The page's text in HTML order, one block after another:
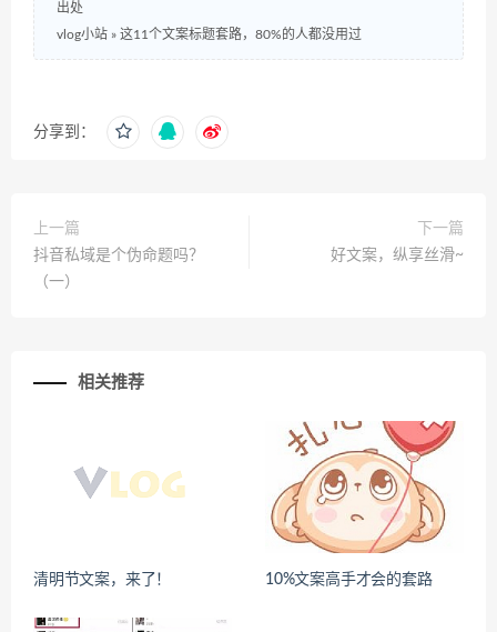
出处
vlog小站 » 这11个文案标题套路，80%的人都没用过
分享到：
上一篇
抖音私域是个伪命题吗？
（一）
下一篇
好文案，纵享丝滑~
相关推荐
清明节文案，来了！ 10%文案高手才会的套路